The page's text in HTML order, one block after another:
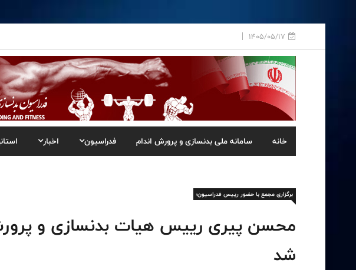
1405/05/17
خانه سامانه ملی بدنسازی و پرورش اندام فدراسیون اخبار
برگزاری مجمع با حضور رییس فدراسیون؛
محسن پیری رییس هیات بدنسازی و
شد